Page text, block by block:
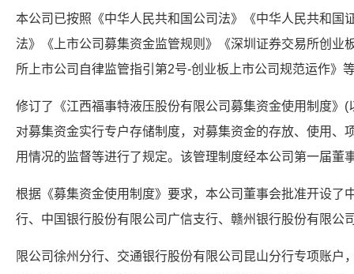
本公司已按照《中华人民共和国公司法》《中华人民共和国
法》《上市公司募集资金监管规则》《深圳证券交易所创业
所上市公司自律监管指引第2号-创业板上市公司规范运作》
修订了《江西福事特液压股份有限公司募集资金使用制度》(
对募集资金实行专户存储制度，对募集资金的存放、使用、
用情况的监督等进行了规定。该管理制度经本公司第一届董
根据《募集资金使用制度》要求，本公司董事会批准开设了
行、中国银行股份有限公司广信支行、赣州银行股份有限公
限公司徐州分行、交通银行股份有限公司昆山分行专项账户